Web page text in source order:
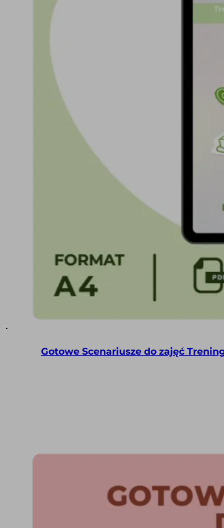
Gotowe Scenariusze do zajęć